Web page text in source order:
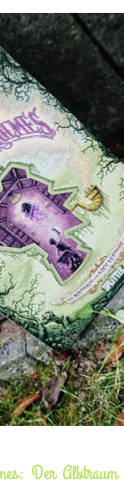
Der Albtraum